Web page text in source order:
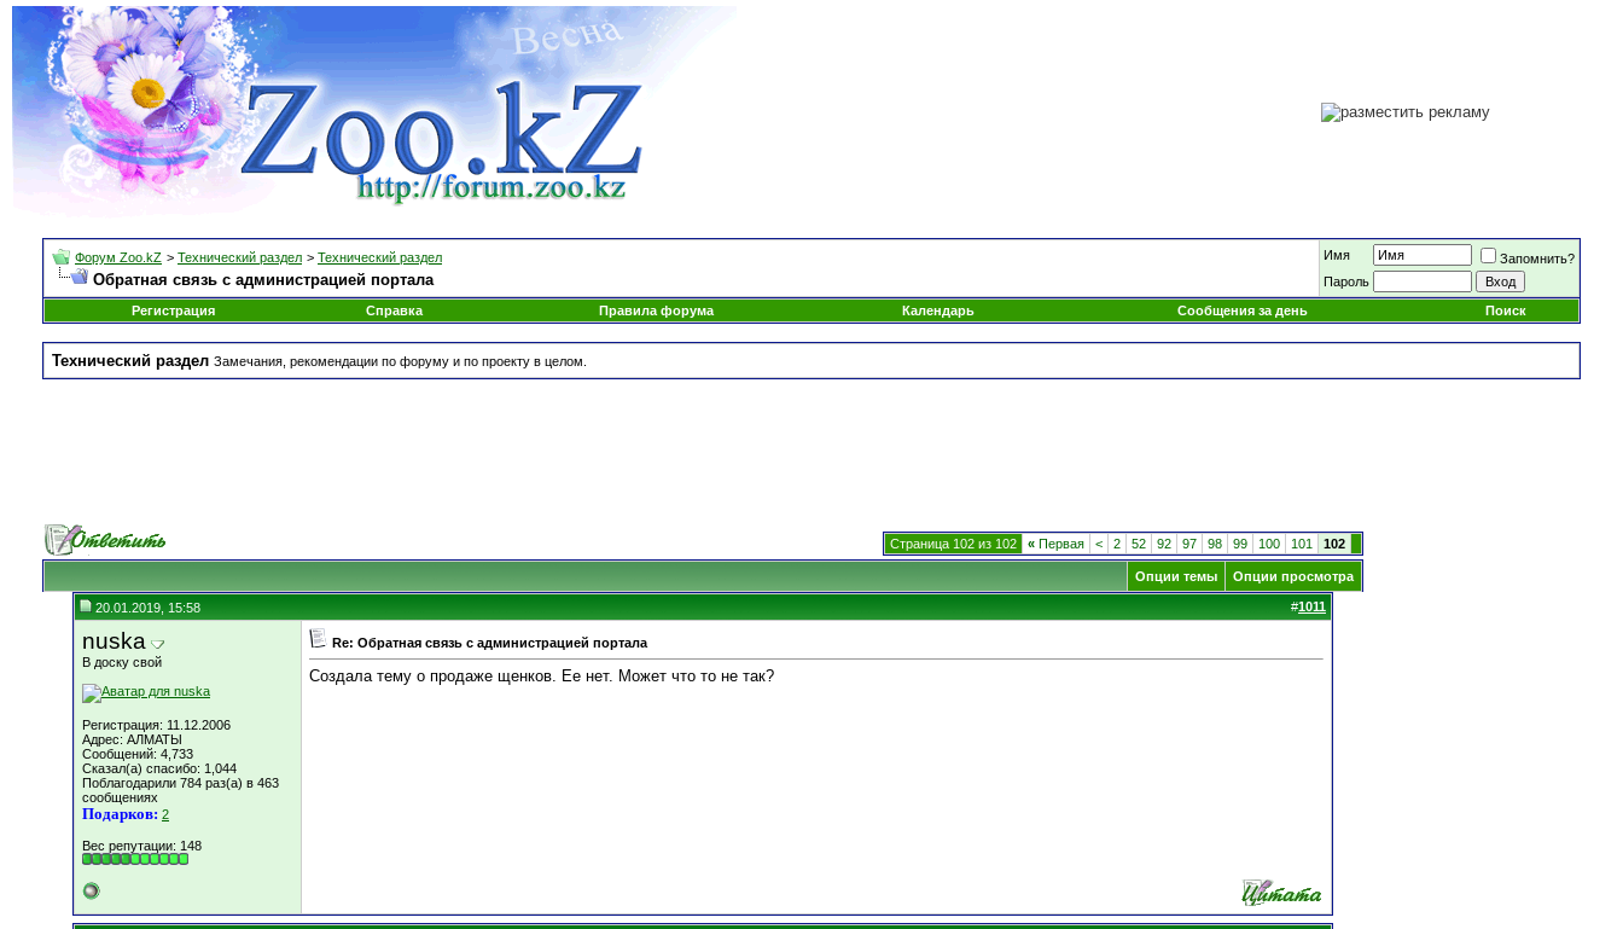
Форум Zoo.kZ > Технический раздел > Технический раздел
Обратная связь с администрацией портала
Имя
Запомнить?
Пароль
Регистрация
Справка Правила форума Календарь Сообщения за день Поиск
Технический раздел Замечания, рекомендации по форуму и по проекту в целом.
Страница 102 из 102 « Первая < 2 52 92 97 98 99 100 101 102
Опции темы Опции просмотра
20.01.2019, 15:58 #1011
nuska
В доску свой
Регистрация: 11.12.2006
Адрес: АЛМАТЫ
Сообщений: 4,733
Сказал(а) спасибо: 1,044
Поблагодарили 784 раз(а) в 463
сообщениях
Подарков: 2
Вес репутации: 148
Re: Обратная связь с администрацией портала
Создала тему о продаже щенков. Ее нет. Может что то не так?